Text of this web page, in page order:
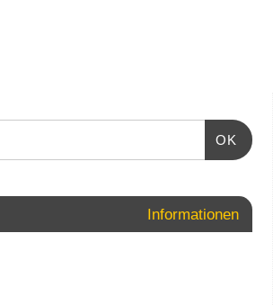
OK
Informationen